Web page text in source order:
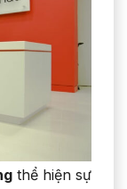
thể hiện sự